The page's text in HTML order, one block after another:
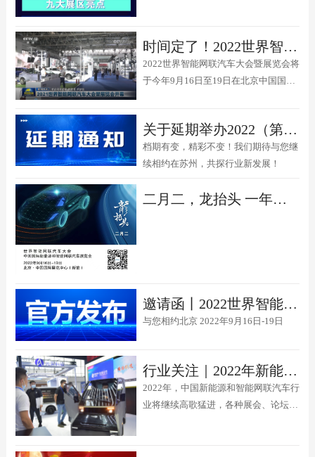
时间定了！2022世界智能网联汽车大会暨展览会 将于9月北京举办
2022世界智能网联汽车大会暨展览会将
于今年9月16日至19日在北京中国国际
关于延期举办2022（第二届）中国国际电动卡车开发者大会的通知
档期有变，精彩不变！我们期待与您继
续相约在苏州，共探行业新发展！
二月二，龙抬头 一年都有精神头
邀请函丨2022世界智能网联汽车大会
与您相约北京 2022年9月16日-19日
行业关注｜2022年新能源和智能网联汽车重大活动
2022年，中国新能源和智能网联汽车行
业将继续高歌猛进，各种展会、论坛峰